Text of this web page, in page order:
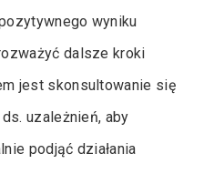
wyniku
dalsze kroki
jest skonsultowanie się
uzależnień, aby
podjąć działania